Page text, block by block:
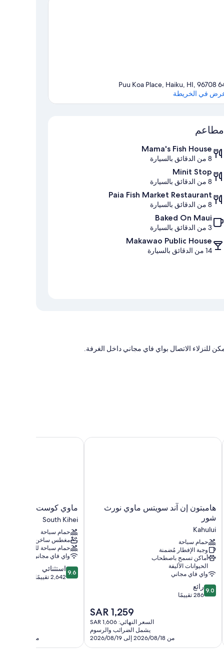
64 Puu Koa Place,
في الخريطة
مطاعم
Mama's Fish House
8 من الدقائق بالسيارة
Minit Stop
8 من الدقائق بالسيارة
Paia Fish Market Restaurant
8 من الدقائق بالسيارة
Baked On Maui
3 من الدقائق بالسيارة
Makawao Public House
14 من الدقائق بالسيارة
للنزلاء الاتصال بواي فاي مجاني داخل الغرفة.
تكييف، بالإضافة إلى وسائل راحة إنترنت لاسلكي مجاناً.
هامبتون
إن
سويتس
ماوي
نورث
شور
Kahului
هامبتون إن آند سويتس ماوي نورث
شور
Kahului
حمام سباحة
وجبة الإفطار مُضمنة
أماكن تسمح باصطحاب
الحيوانات الأليفة
واي فاي مجاني
9.0
من
9.0 رائع
286 تقييمًا
السعر
الحالي
هو
SAR
1,259
SAR 1,259
السعر النهائي: SAR 1,606
يشمل الضرائب والرسوم
من 2026/08/18 إلى 2026/08/19
هامبتون إن آند سويتس ماوي نورث شور
ماوي
كوست
هوتل
South
Kihei
ماوي كوست هوتل
South Kihei
حمام سباحة
مغطس ساخن
حمام سباحة للأطفال
واي فاي مجاني
9.6
من
9.6 استثنائي
2,642 تقييمًا
من 2026/08/27 إلى 2026/08/28
ماوي كوست هوتل